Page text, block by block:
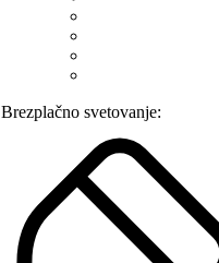
Brezplačno svetovanje: